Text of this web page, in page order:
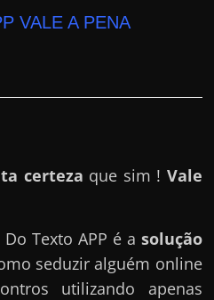
VALE A PENA
certeza que sim ! Vale
Texto APP é a solução
seduzir alguém online
utilizando apenas